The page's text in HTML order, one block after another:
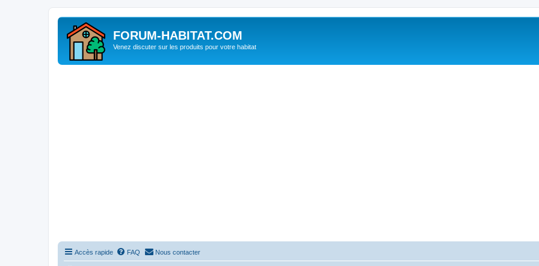
FORUM-HABITAT.COM
Venez discuter sur les produits pour votre habitat
Accès rapide FAQ Nous contacter